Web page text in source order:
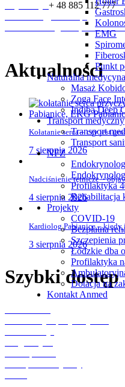
EMG
Punkt
Naturalna
Masaż
Zoga Face
Indiba Deep
Transport medyczny
Transport
Transport
NFZ
Profilaktyka
Rehabilitacja
Projekty
COVID-19
Bezpłatna
Szczepienia
Łódzkie dba
Profilaktyka
Dotacja na
Kontakt Anmed
+ 48 885 112 777
sekretariat@anmed.pl
ul. Piłsudskiego 3A, 95-200
Aktualności
Kołatanie serca – czy jest
7 sierpnia 2026
Nadciśnienie tętnicze –
4 sierpnia 2026
Kardiolog Pabianice – kiedy
3 sierpnia 2026
Szybki dostęp